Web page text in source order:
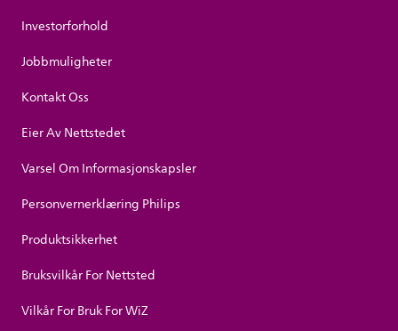
Investorforhold
Jobbmuligheter
Kontakt Oss
Eier Av Nettstedet
Varsel Om Informasjonskapsler
Personvernerklæring Philips
Produktsikkerhet
Bruksvilkår For Nettsted
Vilkår For Bruk For WiZ